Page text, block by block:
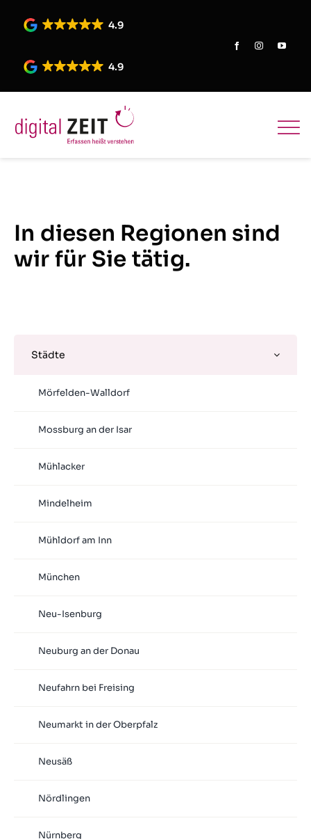
4.9
4.9
In diesen Regionen sind
wir für Sie tätig.
Städte
Mörfelden-Walldorf
Mossburg an der Isar
Mühlacker
Mindelheim
Mühldorf am Inn
München
Neu-Isenburg
Neuburg an der Donau
Neufahrn bei Freising
Neumarkt in der Oberpfalz
Neusäß
Nördlingen
Nürnberg